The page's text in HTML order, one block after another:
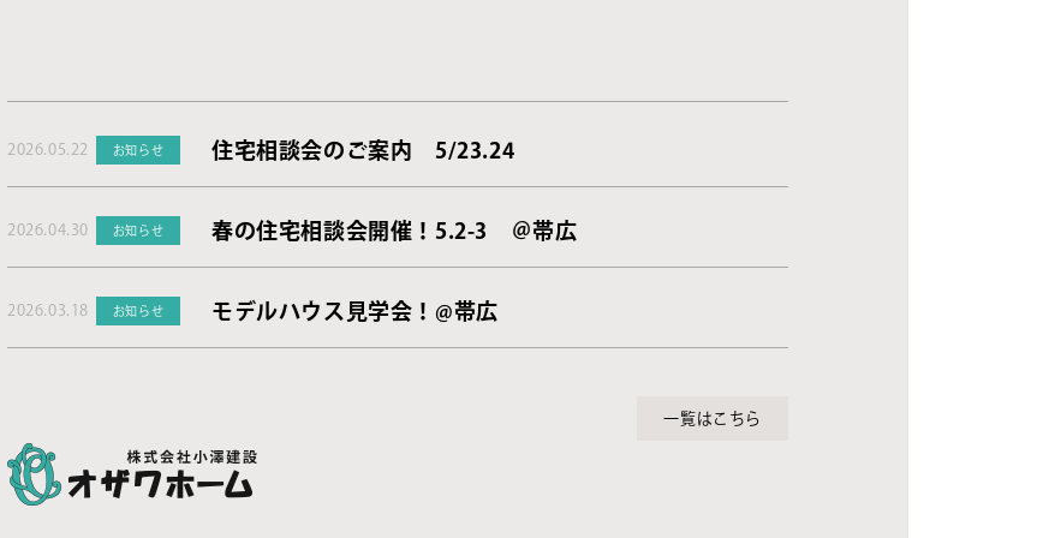
2026.05.22 お知らせ 住宅相談会のご案内 5/23.24
2026.04.30 お知らせ 春の住宅相談会開催！5.2-3 ＠帯広
2026.03.18 お知らせ モデルハウス見学会！@帯広
一覧はこちら